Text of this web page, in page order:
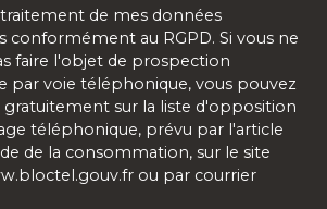
de mes données
conformément au RGPD. Si vous ne
faire l'objet de prospection
par voie téléphonique, vous pouvez
gratuitement sur la liste d'opposition
téléphonique, prévu par l'article
de la consommation, sur le site
ou par courrier